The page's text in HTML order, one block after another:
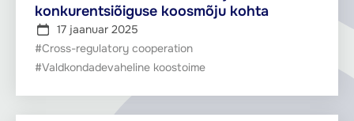
konkurentsiõiguse koosmõju kohta
17 jaanuar 2025
#Cross-regulatory cooperation
#Valdkondadevaheline koostoime